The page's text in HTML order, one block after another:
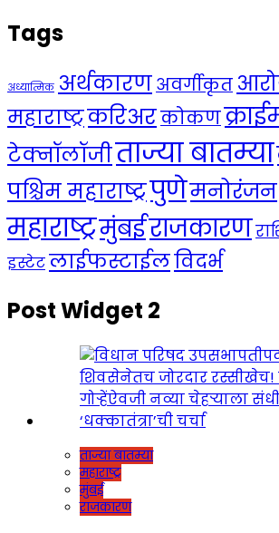
Tags
अध्यात्मिक अर्थकारणअवर्गीकृत
महाराष्ट्रकरिअरकोकण
टेक्नॉलॉजीताज्या बातम्या
पश्चिम महाराष्ट्रपुणेमनोरंजन
महाराष्ट्रमुंबईराजकारण
इस्टेटलाईफस्टाईलविदर्भ
Post Widget 2
ताज्या बातम्या
महाराष्ट्र
मुंबई
राजकारण